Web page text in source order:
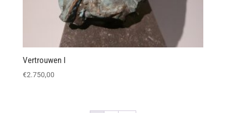
Vertrouwen I
€2.750,00